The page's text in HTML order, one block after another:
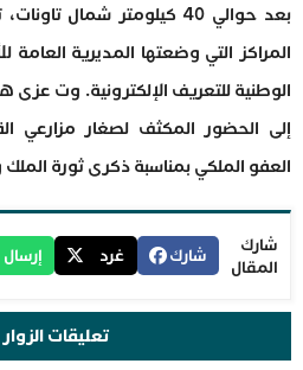
بعد حوالي 40 كيلومتر شمال
المراكز التي وضعتها المديرية
الوطنية للتعريف الإلكترونية. وت عزى
إلى الحضور المكثف لصغار مزارعي
العفو الملكي بمناسبة ذكرى ثورة
شارك
المقال
شارك غرد إرسال
تعليقات الزوار (